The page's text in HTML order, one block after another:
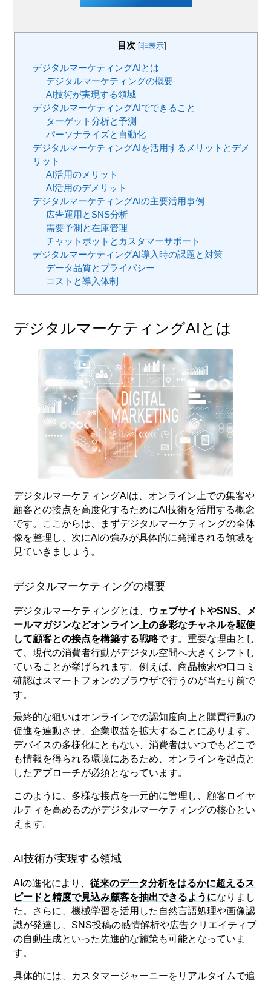
目次 [非表示]
デジタルマーケティングAIとは
デジタルマーケティングの概要
AI技術が実現する領域
デジタルマーケティングAIでできること
ターゲット分析と予測
パーソナライズと自動化
デジタルマーケティングAIを活用するメリットとデメ
リット
AI活用のメリット
AI活用のデメリット
デジタルマーケティングAIの主要活用事例
広告運用とSNS分析
需要予測と在庫管理
チャットボットとカスタマーサポート
デジタルマーケティングAI導入時の課題と対策
データ品質とプライバシー
コストと導入体制
デジタルマーケティングAIとは
デジタルマーケティングAIは、オンライン上での集客や
顧客との接点を高度化するためにAI技術を活用する概念
です。ここからは、まずデジタルマーケティングの全体
像を整理し、次にAIの強みが具体的に発揮される領域を
見ていきましょう。
デジタルマーケティングの概要
デジタルマーケティングとは、 ウェブサイトやSNS、メ
ールマガジンなどオンライン上の多彩なチャネルを駆使
して顧客との接点を構築する戦略です。重要な理由とし
て、現代の消費者行動がデジタル空間へ大きくシフトし
ていることが挙げられます。例えば、商品検索や口コミ
確認はスマートフォンのブラウザで行うのが当たり前で
す。
最終的な狙いはオンラインでの認知度向上と購買行動の
促進を連動させ、企業収益を拡大することにあります。
デバイスの多様化にともない、消費者はいつでもどこで
も情報を得られる環境にあるため、オンラインを起点と
したアプローチが必須となっています。
このように、多様な接点を一元的に管理し、顧客ロイヤ
ルティを高めるのがデジタルマーケティングの核心とい
えます。
AI技術が実現する領域
AIの進化により、従来のデータ分析をはるかに超えるス
ピードと精度で見込み顧客を抽出できるようになりまし
た。さらに、機械学習を活用した自然言語処理や画像認
識が発達し、SNS投稿の感情解析や広告クリエイティブ
の自動生成といった先進的な施策も可能となっていま
す。
具体的には、カスタマージャーニーをリアルタイムで追